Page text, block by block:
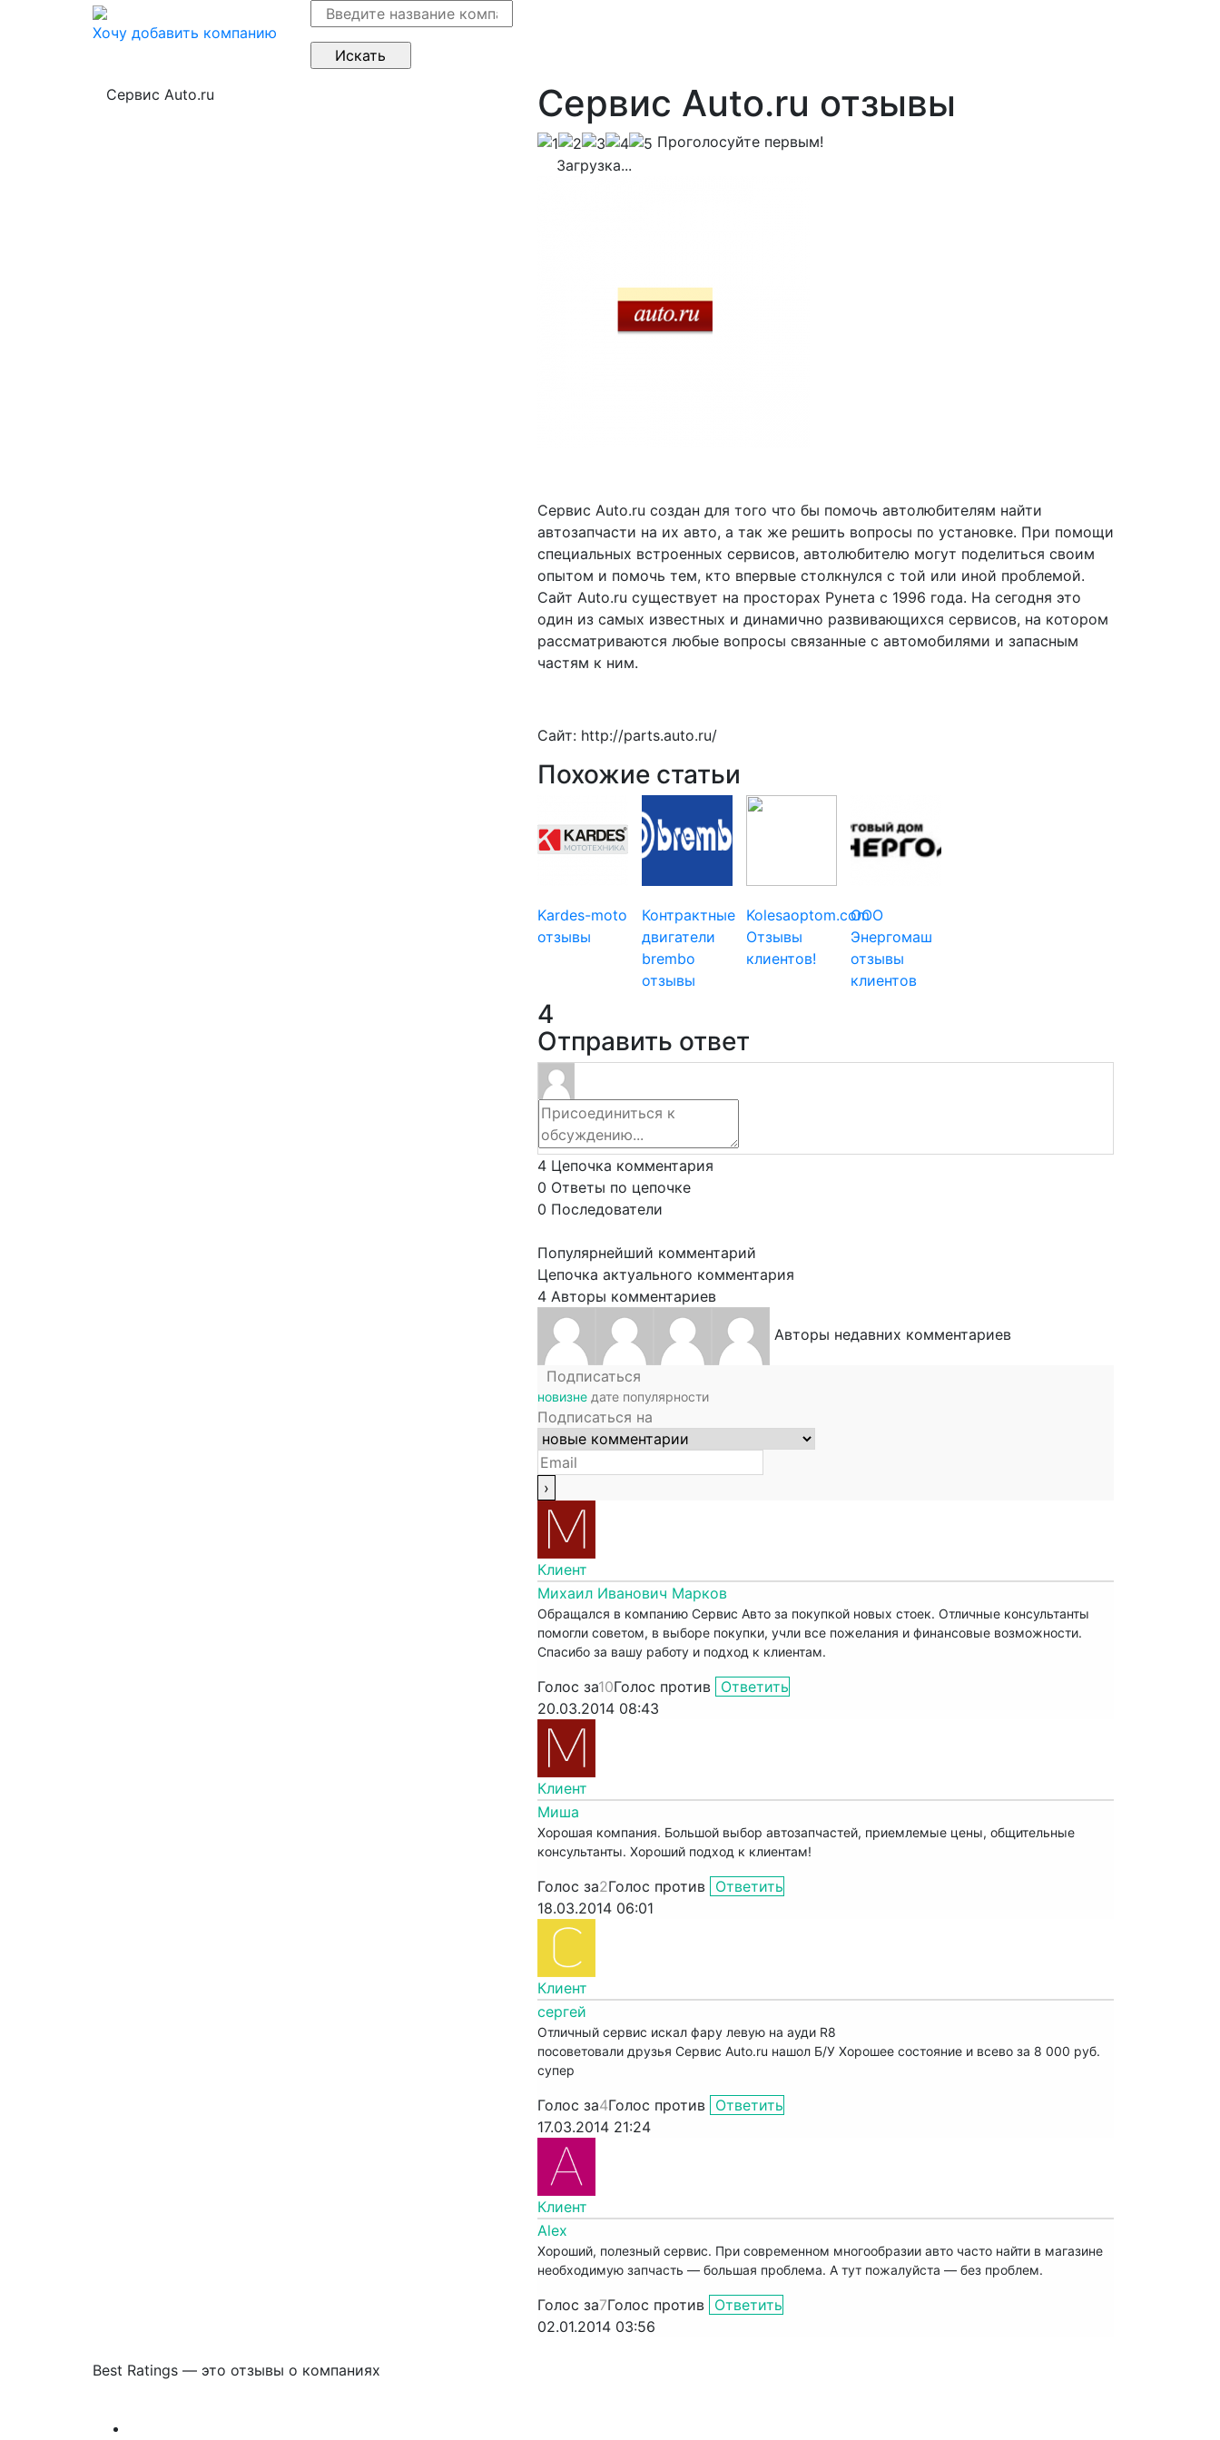
Хочу добавить компанию
Сервис Auto.ru Сервис Auto.ru отзывы
Проголосуйте первым!
Загрузка...
Сервис Auto.ru создан для того что бы помочь автолюбителям найти
автозапчасти на их авто, а так же решить вопросы по установке. При помощи
специальных встроенных сервисов, автолюбителю могут поделиться своим
опытом и помочь тем, кто впервые столкнулся с той или иной проблемой.
Сайт Auto.ru существует на просторах Рунета с 1996 года. На сегодня это
один из самых известных и динамично развивающихся сервисов, на котором
рассматриваются любые вопросы связанные с автомобилями и запасным
частям к ним.
Сайт: http://parts.auto.ru/
Похожие статьи
Kardes-moto
отзывы
Контрактные
двигатели
brembo
отзывы
Kolesaoptom.com
Отзывы
клиентов!
ООО
Энергомаш
отзывы
клиентов
4
Отправить ответ
4 Цепочка комментария
0 Ответы по цепочке
0 Последователи
Популярнейший комментарий
Цепочка актуального комментария
4 Авторы комментариев
Авторы недавних комментариев
Подписаться
новизне дате популярности
Подписаться на
Клиент
Михаил Иванович Марков
Обращался в компанию Сервис Авто за покупкой новых стоек. Отличные консультанты
помогли советом, в выборе покупки, учли все пожелания и финансовые возможности.
Спасибо за вашу работу и подход к клиентам.
Голос за10Голос против Ответить
20.03.2014 08:43
Клиент
Миша
Хорошая компания. Большой выбор автозапчастей, приемлемые цены, общительные
консультанты. Хороший подход к клиентам!
Голос за2Голос против Ответить
18.03.2014 06:01
Клиент
сергей
Отличный сервис искал фару левую на ауди R8
посоветовали друзья Сервис Auto.ru нашол Б/У Хорошее состояние и всево за 8 000 руб.
супер
Голос за4Голос против Ответить
17.03.2014 21:24
Клиент
Alex
Хороший, полезный сервис. При современном многообразии авто часто найти в магазине
необходимую запчасть — большая проблема. А тут пожалуйста — без проблем.
Голос за7Голос против Ответить
02.01.2014 03:56
Best Ratings — это отзывы о компаниях